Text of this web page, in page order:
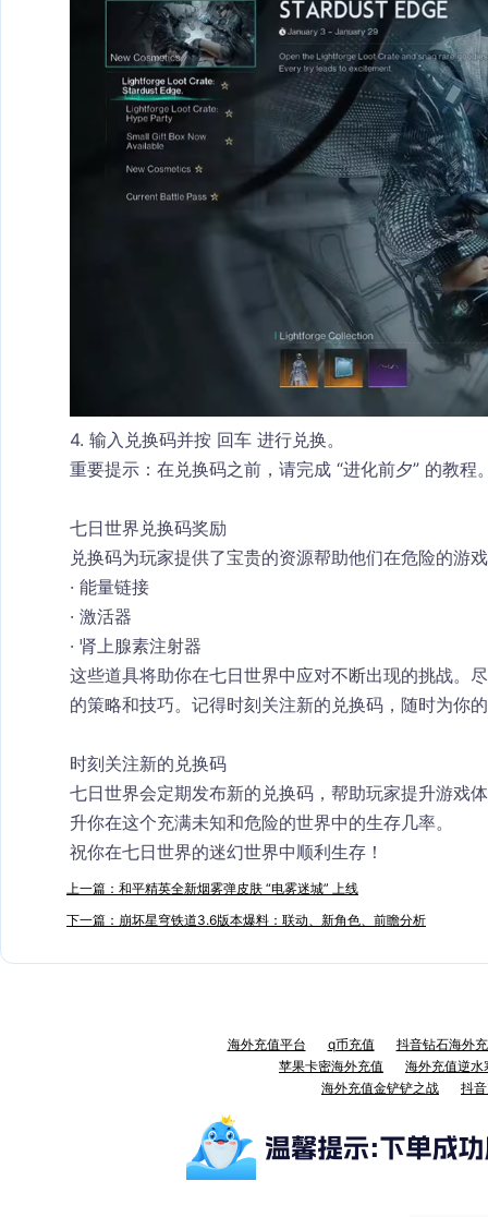
4. 输入兑换码并按 回车 进行兑换。
重要提示 ：在兑换码之前，请完成 “进化前夕” 的教程
七日世界兑换码奖励
兑换码为玩家提供了宝贵的资源帮助他们在危险的游
· 能量链接
· 激活器
· 肾上腺素注射器
这些道具将助你在七日世界中应对不断出现的挑战。
的策略和技巧。记得时刻关注新的兑换码，随时为你
时刻关注新的兑换码
七日世界会定期发布新的兑换码，帮助玩家提升游戏
升你在这个充满未知和危险的世界中的生存几率。
祝你在七日世界的迷幻世界中顺利生存！
上一篇：和平精英全新烟雾弹皮肤 “电雾迷城” 上线
下一篇：崩坏星穹铁道3.6版本爆料：联动、新角色、前瞻分析
海外充值平台 q币充值
抖音钻石海外
苹果卡密海外充值
海外充值逆水
海外充值金铲铲之战
抖